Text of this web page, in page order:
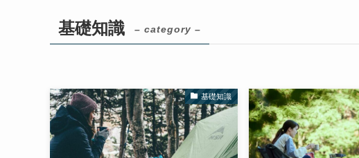
基礎知識 – category –
基礎知識